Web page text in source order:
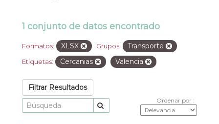
1 conjunto de datos encontrado
Formatos: XLSX Grupos: Transporte
Etiquetas: Cercanias Valencia
Filtrar Resultados
Ordenar por